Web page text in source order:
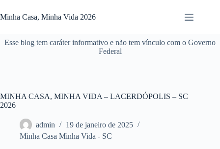
para
o
Minha Casa, Minha Vida 2026
Esse blog tem caráter informativo e não tem vínculo com o Governo
Federal
MINHA CASA, MINHA VIDA – LACERDÓPOLIS – SC
2026
admin
19 de janeiro de 2025
Minha Casa Minha Vida - SC